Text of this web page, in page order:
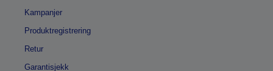
Kampanjer
Produktregistrering
Retur
Garantisjekk